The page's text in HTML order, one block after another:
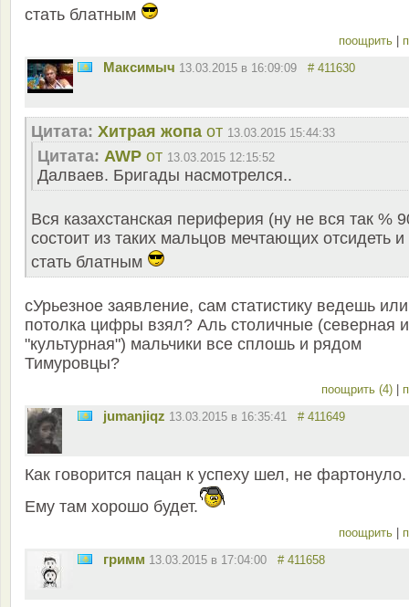
стать блатным
поощрить |
Максимыч 13.03.2015 в 16:09:09 # 411630
Цитата: Хитрая жопа от 13.03.2015 15:44:33
Цитата: AWP от 13.03.2015 12:15:52
Далваев. Бригады насмотрелся..
Вся казахстанская периферия (ну не вся так %
состоит из таких мальцов мечтающих отсидеть и
стать блатным
сУрьезное заявление, сам статистику ведешь
потолка цифры взял? Аль столичные (северная и
"культурная") мальчики все сплошь и рядом
Тимуровцы?
поощрить (4) |
jumanjiqz 13.03.2015 в 16:35:41 # 411649
Как говорится пацан к успеху шел, не фартонуло.
Ему там хорошо будет.
поощрить |
гримм 13.03.2015 в 17:04:00 # 411658